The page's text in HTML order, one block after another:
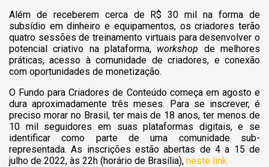
Além de receberem cerca de R$ 30 mil na forma de
subsídio em dinheiro e equipamentos, os criadores terão
quatro sessões de treinamento virtuais para desenvolver o
potencial criativo na plataforma, workshop de melhores
práticas, acesso à comunidade de criadores, e conexão
com oportunidades de monetização.
O Fundo para Criadores de Conteúdo começa em agosto e
dura aproximadamente três meses. Para se inscrever, é
preciso morar no Brasil, ter mais de 18 anos, ter menos de
10 mil seguidores em suas plataformas digitais, e se
identificar como parte de uma comunidade sub-
representada. As inscrições estão abertas de 4 a 15 de
julho de 2022, às 22h (horário de Brasília), neste link.